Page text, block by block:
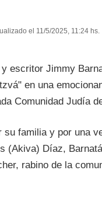
el 11/5/2025, 11:24 hs.
escritor Jimmy
en una
Comunidad Judía
su familia y por una
(Akiva) Díaz,
rabino de la